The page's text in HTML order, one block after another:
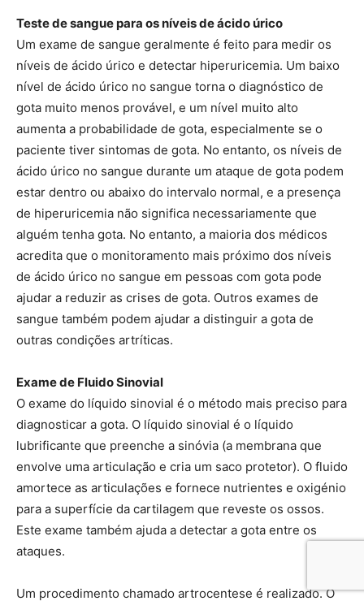
Teste de sangue para os níveis de ácido úrico
Um exame de sangue geralmente é feito para medir os
níveis de ácido úrico e detectar hiperuricemia. Um baixo
nível de ácido úrico no sangue torna o diagnóstico de
gota muito menos provável, e um nível muito alto
aumenta a probabilidade de gota, especialmente se o
paciente tiver sintomas de gota. No entanto, os níveis de
ácido úrico no sangue durante um ataque de gota podem
estar dentro ou abaixo do intervalo normal, e a presença
de hiperuricemia não significa necessariamente que
alguém tenha gota. No entanto, a maioria dos médicos
acredita que o monitoramento mais próximo dos níveis
de ácido úrico no sangue em pessoas com gota pode
ajudar a reduzir as crises de gota. Outros exames de
sangue também podem ajudar a distinguir a gota de
outras condições artríticas.
Exame de Fluido Sinovial
O exame do líquido sinovial é o método mais preciso para
diagnosticar a gota. O líquido sinovial é o líquido
lubrificante que preenche a sinóvia (a membrana que
envolve uma articulação e cria um saco protetor). O fluido
amortece as articulações e fornece nutrientes e oxigénio
para a superfície da cartilagem que reveste os ossos.
Este exame também ajuda a detectar a gota entre os
ataques.
Um procedimento chamado artrocentese é realizado. O